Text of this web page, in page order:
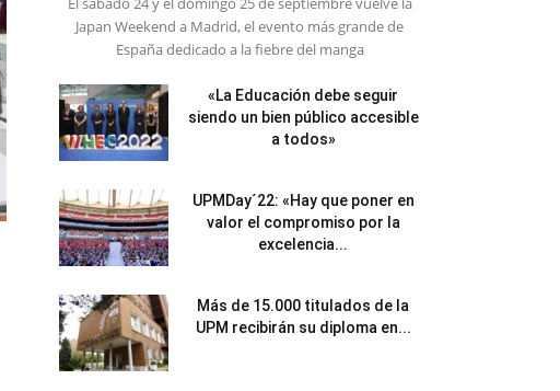
Japan Weekend a Madrid, el evento más grande de
España dedicado a la fiebre del manga
«La Educación debe seguir
siendo un bien público accesible
a todos»
UPMDay´22: «Hay que poner en
valor el compromiso por la
excelencia...
Más de 15.000 titulados de la
UPM recibirán su diploma en...